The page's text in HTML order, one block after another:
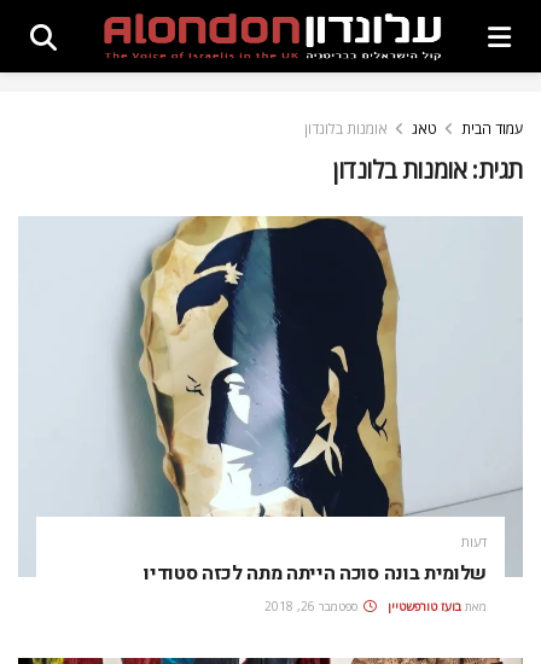
עמוד הבית טאג אומנות בלונדון
תגית:אומנות בלונדון
דעות
שלומית בונה סוכה הייתה מתה לכזה סטודיו
מאת בועז טורפשטיין ספטמבר 26, 2018